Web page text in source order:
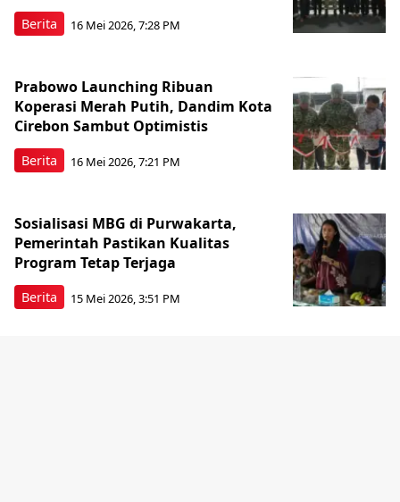
Berita 16 Mei 2026, 7:28 PM
Berita
Prabowo Launching Ribuan
Koperasi Merah Putih, Dandim Kota
Cirebon Sambut Optimistis
16 Mei 2026, 7:21 PM
Berita
Sosialisasi MBG di Purwakarta,
Pemerintah Pastikan Kualitas
Program Tetap Terjaga
15 Mei 2026, 3:51 PM